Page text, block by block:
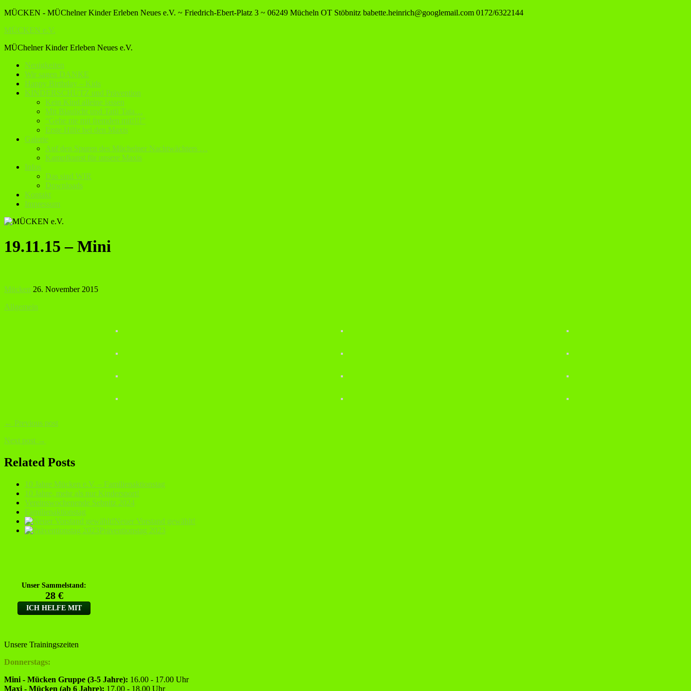
MÜCKEN - MÜChelner Kinder Erleben Neues e.V. ~ Friedrich-Ebert-Platz 3 ~ 06249 Mücheln OT Stöbnitz babette.heinrich@googlemail.com 0172/6322144
MÜCKEN e.V.
MÜChelner Kinder Erleben Neues e.V.
Neuigkeiten
Wir sagen DANKE
Happy Birthday – Kids
KINDERSCHUTZ und Prävention
Kein Kind alleine lassen
Mit Blaulicht und Tatü Tata…
“Gehe nie mit fremden mit!!!!”
Erste Hilfe bei den Maxis
Galerie
Auf den Spuren des Müchelner Nachtwächters …
Kampfkunst für unsere Maxis
Infos
Das sind WIR
Downloads
Kontakt
Impressum
19.11.15 – Mini
Mücken 26. November 2015
Allgemein
← Previous post
Next post →
Related Posts
10 Jahre Mücken e.V. – Familienaktionstag
10 Jahre, mehr als nur Kindersport!
Vereinswochenende Sebnitz 2024
Familienaktionstag
Neuer Vorstand gewählt!
Präventionstag 2023
Unsere Trainingszeiten
Donnerstags:
Mini - Mücken Gruppe (3-5 Jahre): 16.00 - 17.00 Uhr
Maxi - Mücken (ab 6 Jahre): 17.00 - 18.00 Uhr